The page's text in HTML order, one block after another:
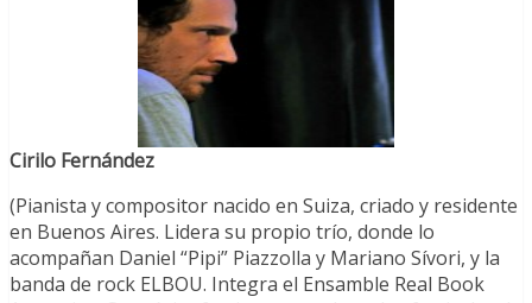
Cirilo Fernández
(Pianista y compositor nacido en Suiza, criado y residente
en Buenos Aires. Lidera su propio trío, donde lo
acompañan Daniel “Pipi” Piazzolla y Mariano Sívori, y la
banda de rock ELBOU. Integra el Ensamble Real Book